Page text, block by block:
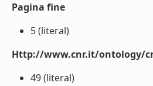
Pagina fine
5 (literal)
Http://www.cnr.it/ontology/
49 (literal)